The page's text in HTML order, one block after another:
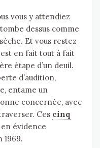
vous y attendiez
dessus comme
Et vous restez
en fait tout à fait
étape d’un deuil.
d’audition,
entame un
concernée, avec
Ces cinq
évidence
1969.